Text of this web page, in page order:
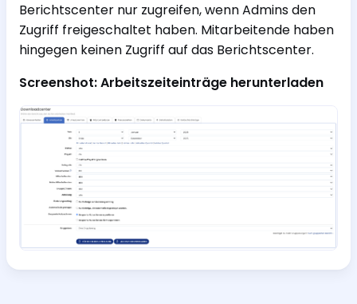
Berichtscenter nur zugreifen, wenn Admins den
Zugriff freigeschaltet haben. Mitarbeitende haben
hingegen keinen Zugriff auf das Berichtscenter.
Screenshot: Arbeitszeiteinträge herunterladen